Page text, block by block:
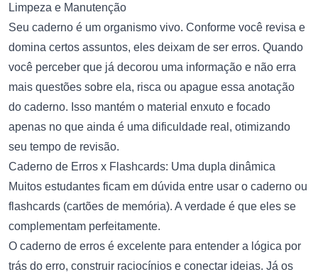
Limpeza e Manutenção
Seu caderno é um organismo vivo. Conforme você revisa e
domina certos assuntos, eles deixam de ser erros. Quando
você perceber que já decorou uma informação e não erra
mais questões sobre ela, risca ou apague essa anotação
do caderno. Isso mantém o material enxuto e focado
apenas no que ainda é uma dificuldade real, otimizando
seu tempo de revisão.
Caderno de Erros x Flashcards: Uma dupla dinâmica
Muitos estudantes ficam em dúvida entre usar o caderno ou
flashcards (cartões de memória). A verdade é que eles se
complementam perfeitamente.
O caderno de erros é excelente para entender a lógica por
trás do erro, construir raciocínios e conectar ideias. Já os